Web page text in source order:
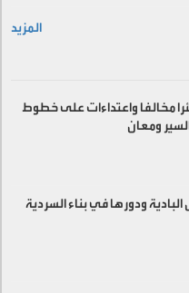
المزيد
مخالفا واعتداءات على خطوط
ومعان
ودورها في بناء السردية